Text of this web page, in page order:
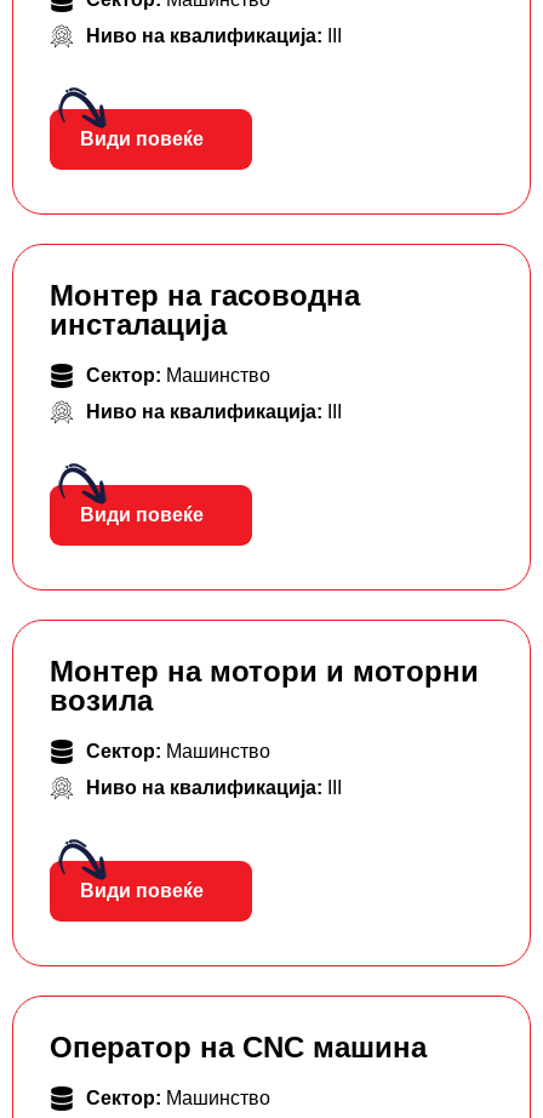
Ниво на квалификација:
Види повеќе
Монтер на гасоводна
инсталација
Сектор: Машинство
Ниво на квалификација:
Види повеќе
Монтер на мотори и моторни
возила
Сектор: Машинство
Ниво на квалификација:
Види повеќе
Оператор на CNC машина
Сектор: Машинство